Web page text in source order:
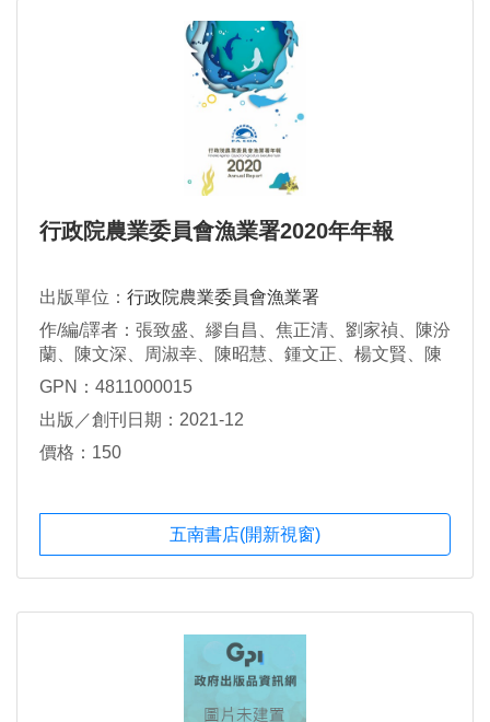
行政院農業委員會漁業署2020年年報
出版單位： 行政院農業委員會漁業署
作/編/譯者：張致盛、繆自昌、焦正清、劉家禎、陳汾
蘭、陳文深、周淑幸、陳昭慧、鍾文正、楊文賢、陳
彥臻
GPN：4811000015
出版／創刊日期：2021-12
價格：150
五南書店(開新視窗)